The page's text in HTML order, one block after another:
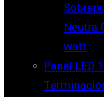
Neutra
watt
Panel LED